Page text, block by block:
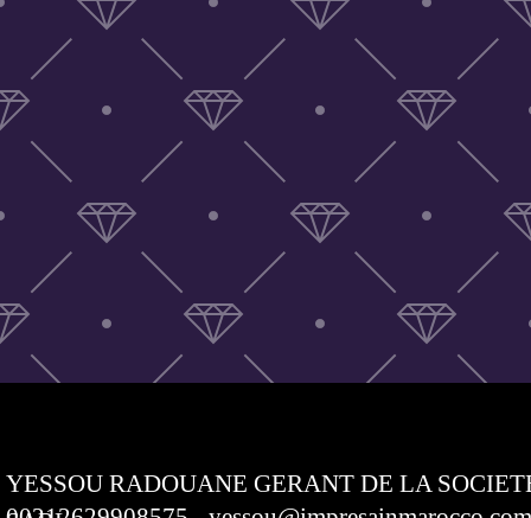
YESSOU RADOUANE GERANT DE LA